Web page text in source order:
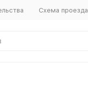
Схема проезда